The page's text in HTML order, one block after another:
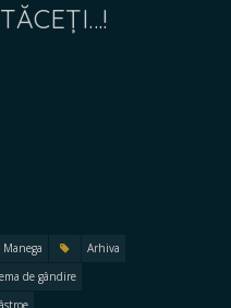
Arhiva
de gândire